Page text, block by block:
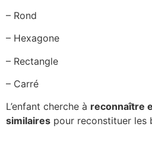
– Rond
– Hexagone
– Rectangle
– Carré
L’enfant cherche à reconnaître
similaires pour reconstituer les